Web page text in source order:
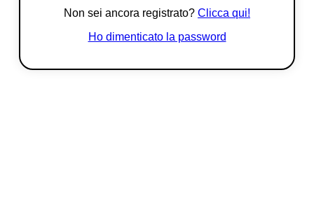
Non sei ancora registrato? Clicca qui!
Ho dimenticato la password